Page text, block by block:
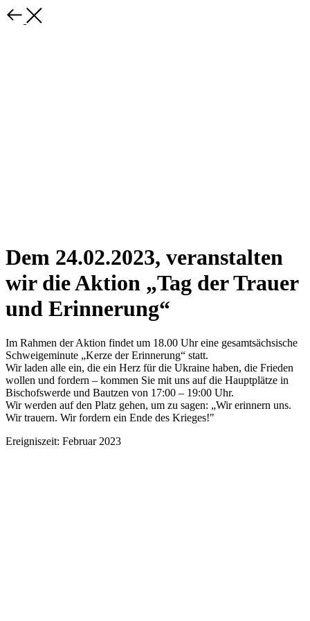
Dem 24.02.2023, veranstalten
wir die Aktion „Tag der Trauer
und Erinnerung“
Im Rahmen der Aktion findet um 18.00 Uhr eine gesamtsächsische
Schweigeminute „Kerze der Erinnerung“ statt.
Wir laden alle ein, die ein Herz für die Ukraine haben, die Frieden
wollen und fordern – kommen Sie mit uns auf die Hauptplätze in
Bischofswerde und Bautzen von 17:00 – 19:00 Uhr.
Wir werden auf den Platz gehen, um zu sagen: „Wir erinnern uns.
Wir trauern. Wir fordern ein Ende des Krieges!"
Ereigniszeit: Februar 2023